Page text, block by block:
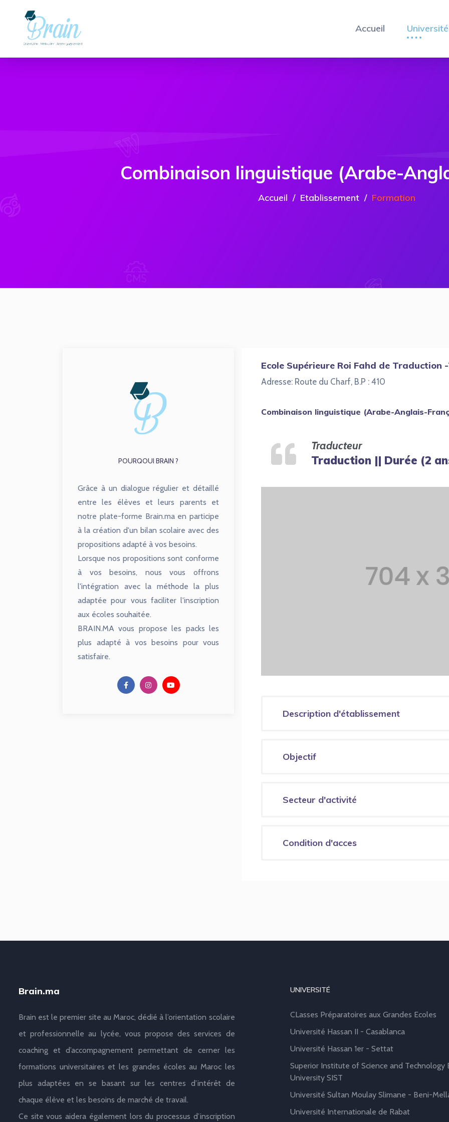
Accueil Université
Combinaison linguistique (Arabe-
Accueil Etablissement Formation
POURQOUI BRAIN ?
Grâce à un dialogue régulier et détaillé
entre les élèves et leurs parents et
notre plate-forme Brain.ma en participe
à la création d'un bilan scolaire avec des
propositions adapté à vos besoins.
Lorsque nos propositions sont conforme
à vos besoins, nous vous offrons
l'intégration avec la méthode la plus
adaptée pour vous faciliter l'inscription
aux écoles souhaitée.
BRAIN.MA vous propose les packs les
plus adapté à vos besoins pour vous
satisfaire.
Ecole Supérieure Roi Fahd de Traduction
Adresse: Route du Charf, B.P : 410
Combinaison linguistique (Arabe-Anglais-
Traducteur
Traduction || Durée (2
Description d'établissement
Objectif
Secteur d'activité
Condition d'acces
Brain.ma
Brain est le premier site au Maroc, dédié à l’orientation scolaire
et professionnelle au lycée, vous propose des services de
coaching et d’accompagnement permettant de cerner les
formations universitaires et les grandes écoles au Maroc les
plus adaptées en se basant sur les centres d’intérêt de
chaque élève et les besoins de marché de travail.
Ce site vous aidera également lors du processus d’inscription
UNIVERSITÉ
CLasses Préparatoires aux Grandes Ecoles
Université Hassan II - Casablanca
Université Hassan 1er - Settat
Superior Institute of Science and Technology
University SIST
Université Sultan Moulay Slimane - Beni-
Université Internationale de Rabat